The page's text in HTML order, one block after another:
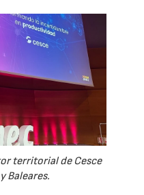
territorial de Cesce
Baleares.